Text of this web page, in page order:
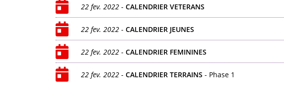
22 fev. 2022 - CALENDRIER VETERANS
22 fev. 2022 - CALENDRIER JEUNES
22 fev. 2022 - CALENDRIER FEMININES
22 fev. 2022 - CALENDRIER TERRAINS - Phase 1